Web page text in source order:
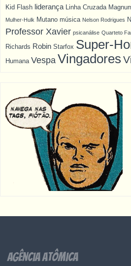
Kid Flash liderança Linha Cruzada
Mulher-Hulk Mutano música Nelson Rodrigues
Professor Xavier psicanálise Quarteto
Richards Robin Starfox Super-
Humana Vespa Vingadores
Agência Atômica